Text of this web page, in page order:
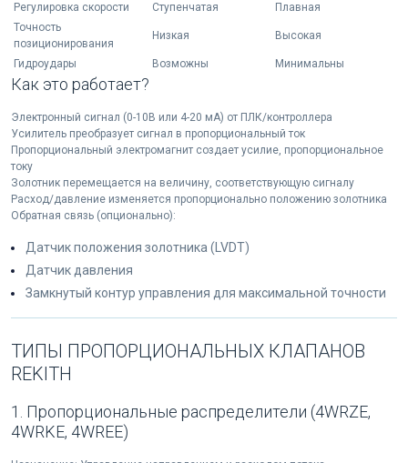
Регулировка скорости
Ступенчатая
Плавная
Точность
позиционирования
Низкая Высокая
Гидроудары Возможны Минимальны
Как это работает?
Электронный сигнал (0-10В или 4-20 мА) от ПЛК/контроллера
Усилитель преобразует сигнал в пропорциональный ток
Пропорциональный электромагнит создает усилие, пропорциональное
току
Золотник перемещается на величину, соответствующую сигналу
Расход/давление изменяется пропорционально положению золотника
Обратная связь (опционально):
Датчик положения золотника (LVDT)
Датчик давления
Замкнутый контур управления для максимальной точности
ТИПЫ ПРОПОРЦИОНАЛЬНЫХ КЛАПАНОВ
REKITH
1. Пропорциональные распределители (4WRZE,
4WRKE, 4WREE)